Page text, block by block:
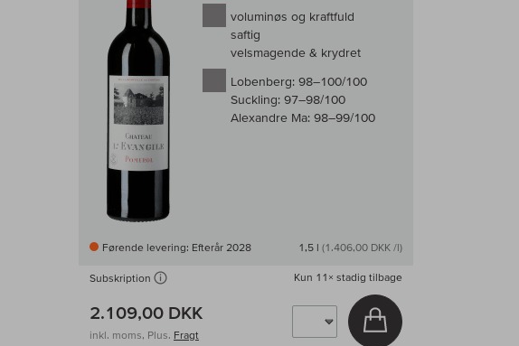
voluminøs og kraftfuld
saftig
velsmagende & krydret
Lobenberg: 98–100/100
Suckling: 97–98/100
Alexandre Ma: 98–99/100
Førende levering: Efterår 2028 1,5 l (1.406,00 DKK /l)
Subskription Kun 11× stadig tilbage
2.109,00 DKK
inkl. moms, Plus. Fragt
Læg i kurv